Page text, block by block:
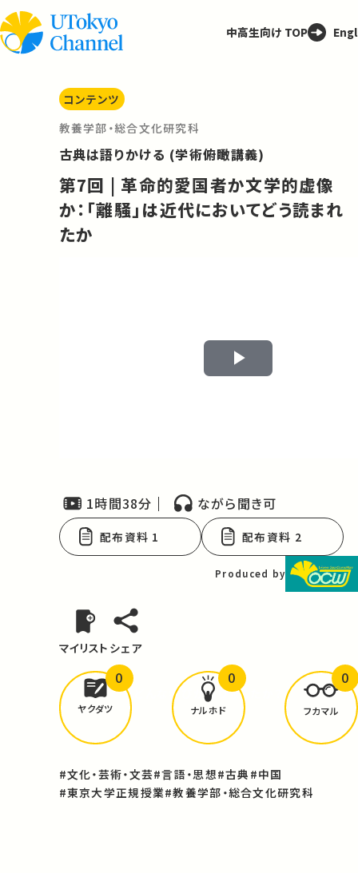
中高生向け TOP
コンテンツ
教養学部・総合文化研究科
古典は語りかける (学術俯瞰講義)
第7回 | 革命的愛国者か文学的虚像
か：「離騒」は近代においてどう読まれ
たか
Play
1時間38分 ながら聞き可
配布資料 1 配布資料 2
Produced by
マイリスト シェア
どんな学びがありましたか？
ヤクダツ
0
ナルホド
0
フカマル
0
#文化・芸術・文芸#言語・思想#古典 #中国
#東京大学正規授業#教養学部・総合文化研究科